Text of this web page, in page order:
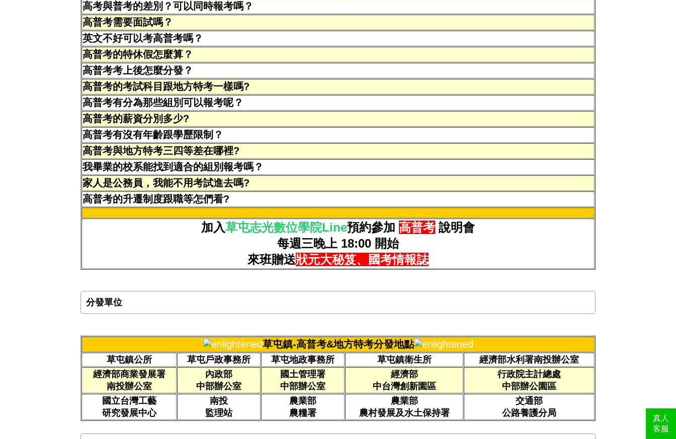
真人
客服
高考與普考的差別？可以同時報考嗎？
高普考需要面試嗎？
英文不好可以考高普考嗎？
高普考的特休假怎麼算？
高普考考上後怎麼分發？
高普考的考試科目跟地方特考一樣嗎?
高普考有分為那些組別可以報考呢？
高普考的薪資分別多少?
高普考有沒有年齡跟學歷限制？
高普考與地方特考三四等差在哪裡?
我畢業的校系能找到適合的組別報考嗎？
家人是公務員，我能不用考試進去嗎?
高普考的升遷制度跟職等怎們看?
加入草屯志光數位學院Line預約參加 高普考 說明會
每週三晚上 18:00 開始
來班贈送狀元大秘笈、國考情報誌
分發單位
草屯鎮-高普考&地方特考分發地點
草屯鎮公所 草屯戶政事務所 草屯地政事務所 草屯鎮衛生所
經濟部水利署南投辦公室
經濟部商業發展署
南投辦公室
內政部
中部辦公室
國土管理署
中部辦公室
經濟部
中台灣創新園區
行政院主計總處
中部辦公園區
國立台灣工藝
研究發展中心
南投
監理站
農業部
農糧署
農業部
農村發展及水土保持署
交通部
公路養護分局